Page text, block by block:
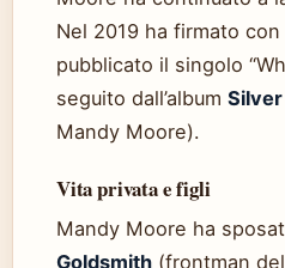
Nel 2019 ha firmato con
pubblicato il singolo
seguito dall’album
Mandy Moore).
Vita privata e figli
Mandy Moore ha
Goldsmith (frontman